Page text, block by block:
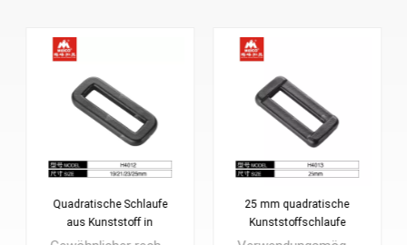
25 mm quadratische
Kunststoffschlaufe
Starke quadratische
Schlaufenschnalle aus
Kunststoff